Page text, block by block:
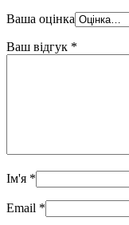
Ваша оцінка
Ваш відгук *
Ім'я *
Email *